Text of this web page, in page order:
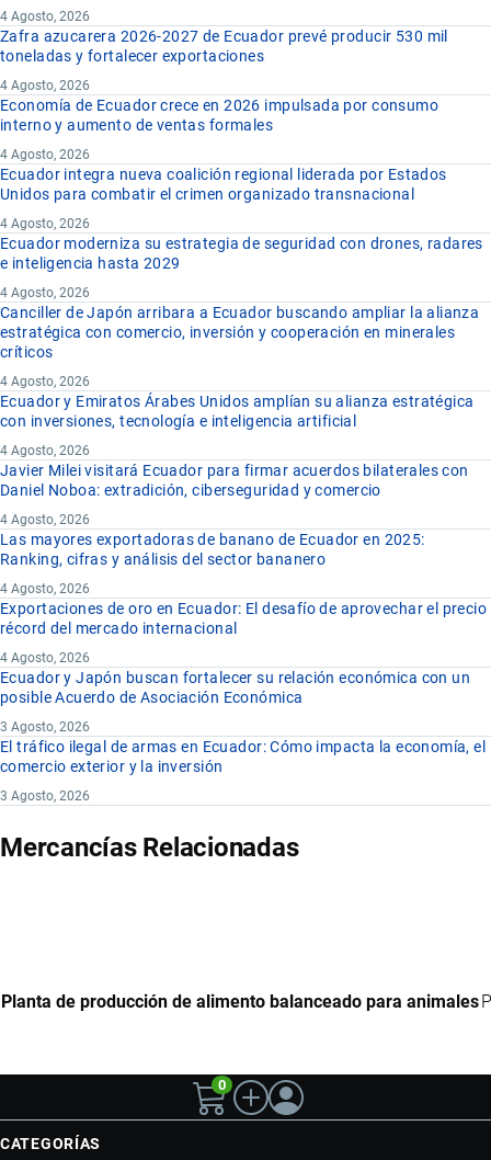
4 Agosto, 2026
Zafra azucarera 2026-2027 de Ecuador prevé producir 530 mil
toneladas y fortalecer exportaciones
4 Agosto, 2026
Economía de Ecuador crece en 2026 impulsada por consumo
interno y aumento de ventas formales
4 Agosto, 2026
Ecuador integra nueva coalición regional liderada por Estados
Unidos para combatir el crimen organizado transnacional
4 Agosto, 2026
Ecuador moderniza su estrategia de seguridad con drones, radares
e inteligencia hasta 2029
4 Agosto, 2026
Canciller de Japón arribara a Ecuador buscando ampliar la alianza
estratégica con comercio, inversión y cooperación en minerales
críticos
4 Agosto, 2026
Ecuador y Emiratos Árabes Unidos amplían su alianza estratégica
con inversiones, tecnología e inteligencia artificial
4 Agosto, 2026
Javier Milei visitará Ecuador para firmar acuerdos bilaterales con
Daniel Noboa: extradición, ciberseguridad y comercio
4 Agosto, 2026
Las mayores exportadoras de banano de Ecuador en 2025:
Ranking, cifras y análisis del sector bananero
4 Agosto, 2026
Exportaciones de oro en Ecuador: El desafío de aprovechar el precio
récord del mercado internacional
4 Agosto, 2026
Ecuador y Japón buscan fortalecer su relación económica con un
posible Acuerdo de Asociación Económica
3 Agosto, 2026
El tráfico ilegal de armas en Ecuador: Cómo impacta la economía, el
comercio exterior y la inversión
3 Agosto, 2026
Mercancías Relacionadas
Planta de producción de alimento balanceado para animales
0
CATEGORÍAS